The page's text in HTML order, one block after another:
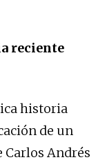
reciente
historia
de un
Andrés